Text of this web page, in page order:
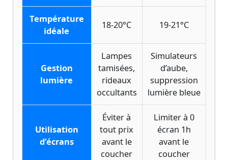
Température
idéale
18-20°C 19-21°C
Gestion
lumière
Lampes
tamisées,
rideaux
occultants
Simulateurs
d’aube,
suppression
lumière bleue
Utilisation
d’écrans
Éviter à
tout prix
avant le
coucher
Limiter à 0
écran 1h
avant le
coucher